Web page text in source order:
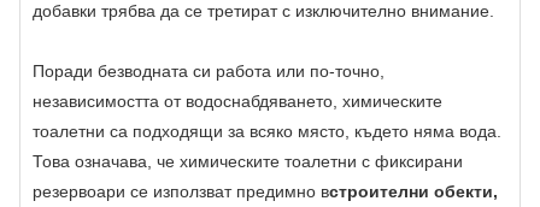
добавки трябва да се третират с изключително внимание.
Поради безводната си работа или по-точно,
независимостта от водоснабдяването, химическите
тоалетни са подходящи за всяко място, където няма вода.
Това означава, че химическите тоалетни с фиксирани
резервоари се използват предимно встроителни обекти,